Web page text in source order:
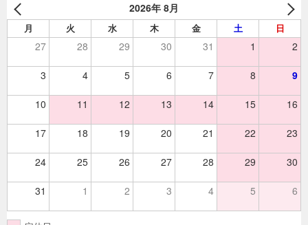
2026年 8月
月 火 水 木 金 土 日
27 28 29 30 31 1 2
3 4 5 6 7 8 9
10 11 12 13 14 15 16
17 18 19 20 21 22 23
24 25 26 27 28 29 30
31 1 2 3 4 5 6